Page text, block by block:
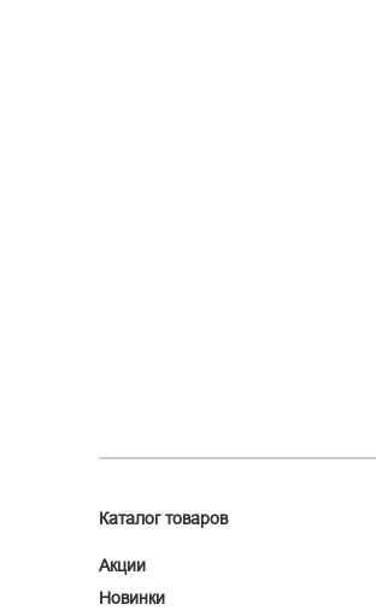
Каталог товаров
Акции
Новинки